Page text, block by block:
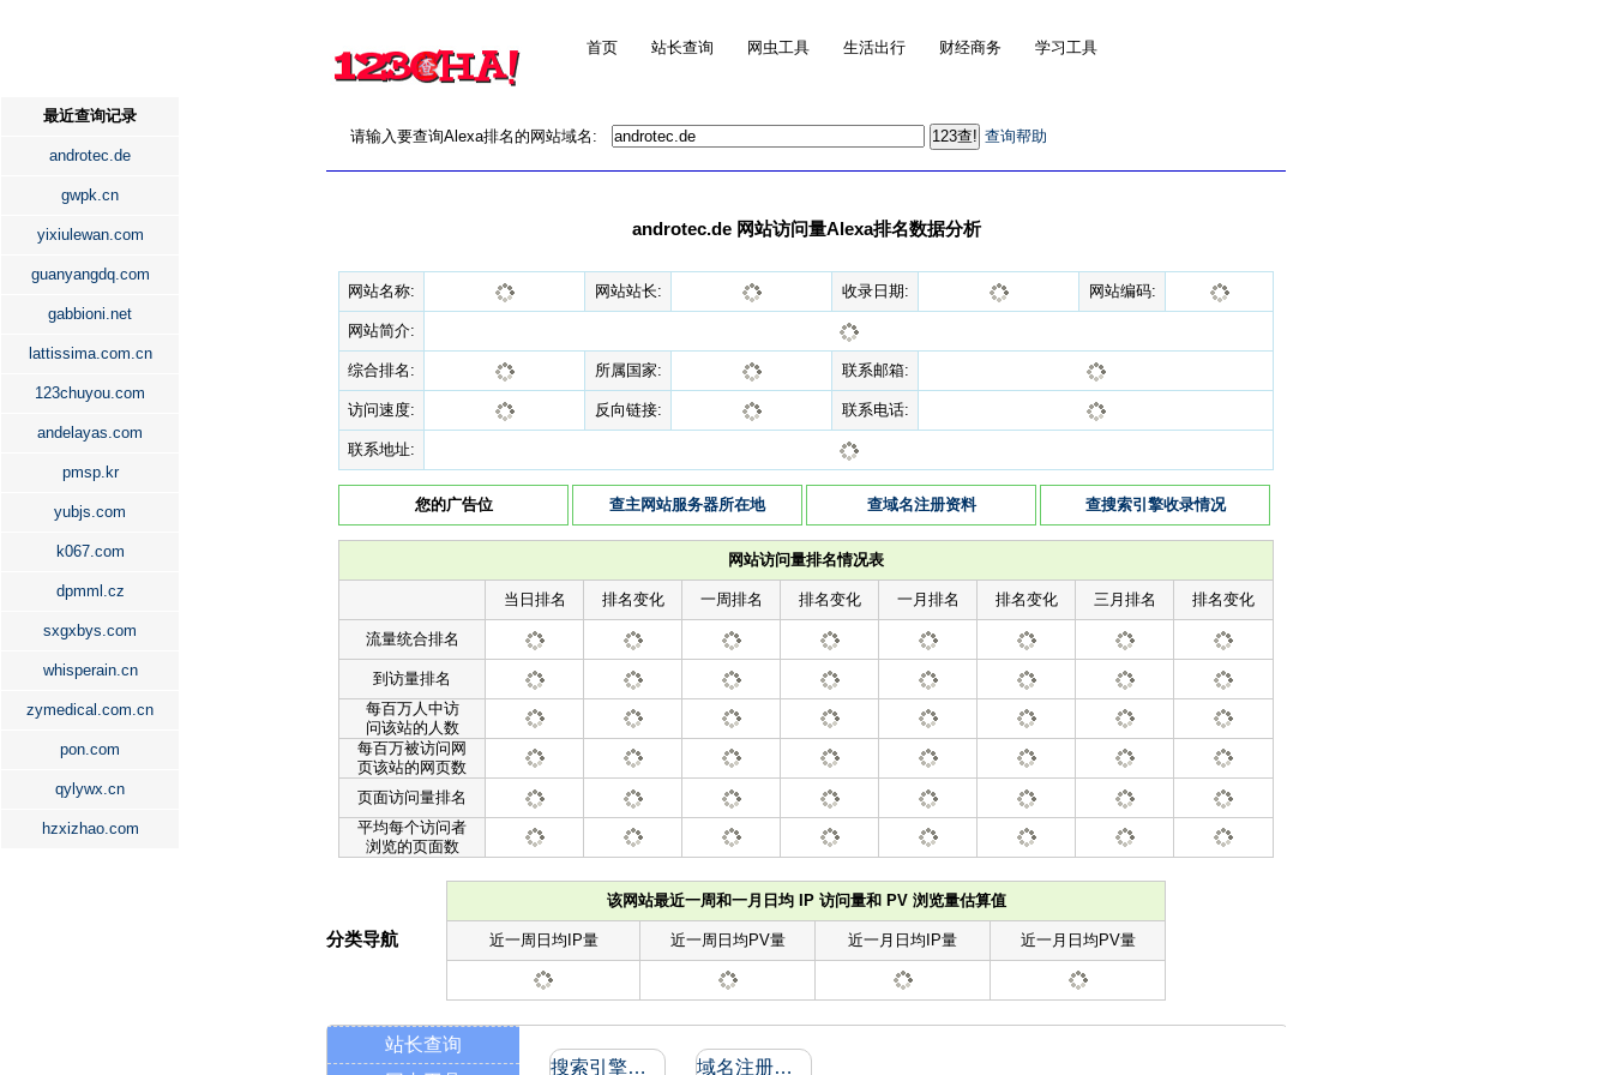
首页 站长查询 网虫工具 生活出行 财经商务 学习工具
最近查询记录
androtec.de
gwpk.cn
yixiulewan.com
guanyangdq.com
gabbioni.net
lattissima.com.cn
123chuyou.com
andelayas.com
pmsp.kr
yubjs.com
k067.com
dpmml.cz
sxgxbys.com
whisperain.cn
zymedical.com.cn
pon.com
qylywx.cn
hzxizhao.com
请输入要查询Alexa排名的网站域名: 查询帮助
androtec.de 网站访问量Alexa排名数据分析
网站名称: 网站站长: 收录日期: 网站编码:
网站简介:
综合排名: 所属国家: 联系邮箱:
访问速度: 反向链接: 联系电话:
联系地址:
您的广告位 查主网站服务器所在地 查域名注册资料 查搜索引擎收录情况
网站访问量排名情况表
当日排名 排名变化 一周排名 排名变化 一月排名 排名变化 三月排名 排名变化
流量统合排名
到访量排名
每百万人中访
问该站的人数
每百万被访问网
页该站的网页数
页面访问量排名
平均每个访问者
浏览的页面数
该网站最近一周和一月日均 IP 访问量和 PV 浏览量估算值
近一周日均IP量 近一周日均PV量 近一月日均IP量 近一月日均PV量
分类导航
站长查询
搜索引擎收录和反向链接 域名注册信息